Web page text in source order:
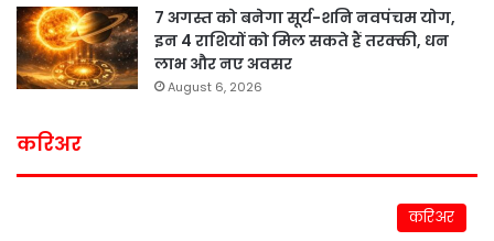
7 अगस्त को बनेगा सूर्य-शनि नवपंचम योग,
इन 4 राशियों को मिल सकते हैं तरक्की, धन
लाभ और नए अवसर
August 6, 2026
करिअर
करिअर